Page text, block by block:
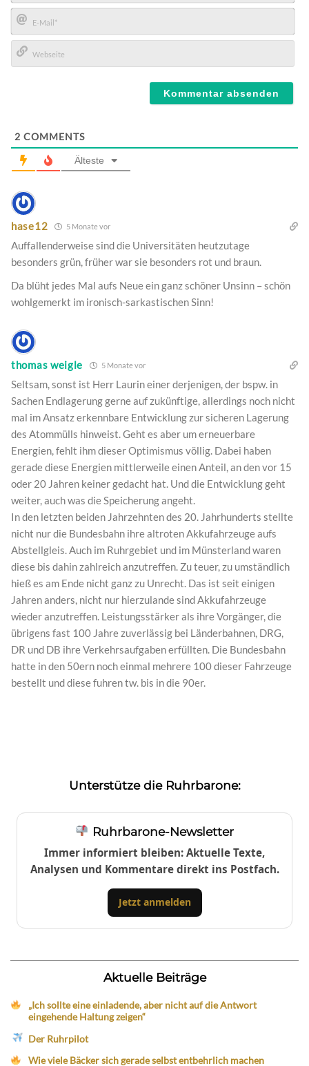
Name*
E-
Mail*
2 COMMENTS
Älteste
hase12 5 Monate vor
Auffallenderweise sind die Universitäten heutzutage
besonders grün, früher war sie besonders rot und braun.
Da blüht jedes Mal aufs Neue ein ganz schöner Unsinn – schön
wohlgemerkt im ironisch-sarkastischen Sinn!
thomas weigle 5 Monate vor
Seltsam, sonst ist Herr Laurin einer derjenigen, der bspw. in
Sachen Endlagerung gerne auf zukünftige, allerdings noch nicht
mal im Ansatz erkennbare Entwicklung zur sicheren Lagerung
des Atommülls hinweist. Geht es aber um erneuerbare
Energien, fehlt ihm dieser Optimismus völlig. Dabei haben
gerade diese Energien mittlerweile einen Anteil, an den vor 15
oder 20 Jahren keiner gedacht hat. Und die Entwicklung geht
weiter, auch was die Speicherung angeht.
In den letzten beiden Jahrzehnten des 20. Jahrhunderts stellte
nicht nur die Bundesbahn ihre altroten Akkufahrzeuge aufs
Abstellgleis. Auch im Ruhrgebiet und im Münsterland waren
diese bis dahin zahlreich anzutreffen. Zu teuer, zu umständlich
hieß es am Ende nicht ganz zu Unrecht. Das ist seit einigen
Jahren anders, nicht nur hierzulande sind Akkufahrzeuge
wieder anzutreffen. Leistungsstärker als ihre Vorgänger, die
übrigens fast 100 Jahre zuverlässig bei Länderbahnen, DRG,
DR und DB ihre Verkehrsaufgaben erfüllten. Die Bundesbahn
hatte in den 50ern noch einmal mehrere 100 dieser Fahrzeuge
bestellt und diese fuhren tw. bis in die 90er.
Unterstütze die Ruhrbarone:
Ruhrbarone-Newsletter
Immer informiert bleiben: Aktuelle Texte,
Analysen und Kommentare direkt ins Postfach.
Jetzt anmelden
Aktuelle Beiträge
„Ich sollte eine einladende, aber nicht auf die Antwort
eingehende Haltung zeigen“
Der Ruhrpilot
Wie viele Bäcker sich gerade selbst entbehrlich machen